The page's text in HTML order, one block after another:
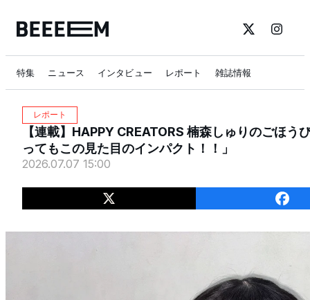
特集 ニュース インタビュー レポート 雑誌情報
レポート
【連載】HAPPY CREATORS 楠森しゅりのごほ
ってもこの見た目のインパクト！！」
2026.07.07 15:00